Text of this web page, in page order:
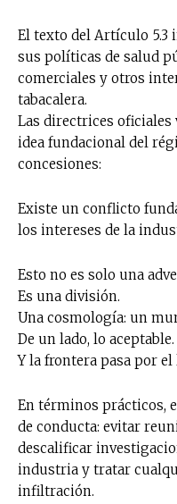
El texto del Artículo 5.3
sus políticas de salud
comerciales y otros
tabacalera.
Las directrices
idea fundacional del
concesiones:
Existe un conflicto
los intereses de la
Esto no es solo una
Es una división.
Una cosmología: un
De un lado, lo
Y la frontera pasa por el
En términos prácticos,
de conducta: evitar
descalificar
industria y tratar
infiltración.